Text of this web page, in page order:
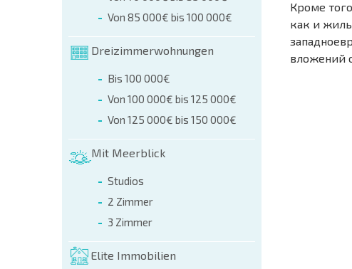
Von 85 000€ bis 100 000€
Dreizimmerwohnungen
Bis 100 000€
Von 100 000€ bis 125 000€
Von 125 000€ bis 150 000€
Mit Meerblick
Studios
2 Zimmer
3 Zimmer
Elite Immobilien
Кроме
как и
вложений